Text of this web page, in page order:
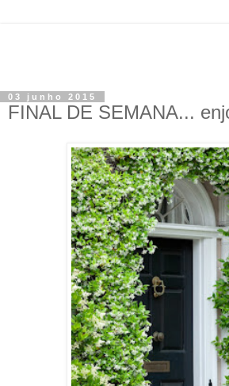
03 junho 2015
FINAL DE SEMANA...